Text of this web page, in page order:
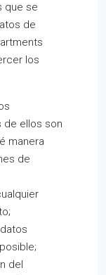
que se
de
los
de ellos son
manera
de
del